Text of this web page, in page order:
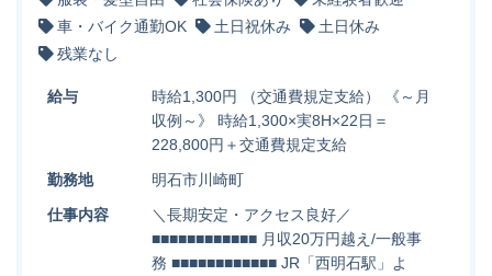
車・バイク通勤OK
土日祝休み
土日休み
残業なし
給与
時給1,300円 （交通費規定支給） 《～月
収例～》 時給1,300×実8H×22日＝
228,800円＋交通費規定支給
勤務地
明石市川崎町
仕事内容
＼長期安定・アクセス良好／
■■■■■■■■■■■■ 月収20万円越え/一般事
務 ■■■■■■■■■■■■ JR「西明石駅」よ